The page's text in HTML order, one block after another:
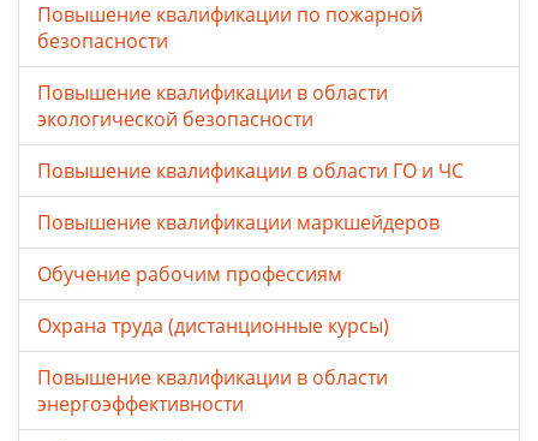
Повышение квалификации по пожарной
безопасности
Повышение квалификации в области
экологической безопасности
Повышение квалификации в области ГО и ЧС
Повышение квалификации маркшейдеров
Обучение рабочим профессиям
Охрана труда (дистанционные курсы)
Повышение квалификации в области
энергоэффективности